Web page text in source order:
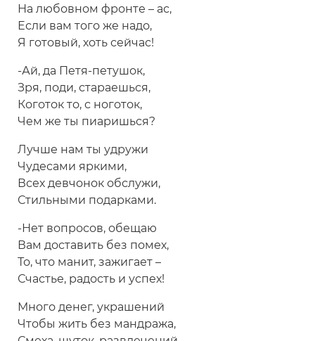
На любовном фронте – ас,
Если вам того же надо,
Я готовый, хоть сейчас!
-Ай, да Петя-петушок,
Зря, поди, стараешься,
Коготок то, с ноготок,
Чем же ты пиаришься?
Лучше нам ты удружи
Чудесами яркими,
Всех девчонок обслужи,
Стильными подарками.
-Нет вопросов, обещаю
Вам доставить без помех,
То, что манит, зажигает –
Счастье, радость и успех!
Много денег, украшений
Чтобы жить без мандража,